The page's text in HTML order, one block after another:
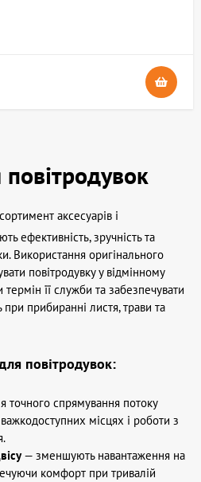
аксесуарів і
ефективність, зручність та
Використання оригінального
повітродувку у відмінному
її служби та забезпечувати
прибиранні листя, трави та
повітродувок:
точного спрямування потоку
місцях і роботи з
— зменшують навантаження на
комфорт при тривалій